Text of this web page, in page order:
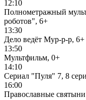
12:10
Полнометражный
роботов", 6+
13:30
Дело ведёт Мур-р-р, 6+
13:50
Мультфильм, 0+
14:10
Сериал "Пуля" 7, 8
16:00
Православные